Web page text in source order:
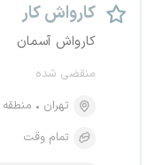
کارواش کار
کارواش آسمان
منقضی شده
تهران
منطقه ۲، سعادت آباد
تمام وقت